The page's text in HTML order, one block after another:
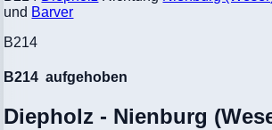
und Barver
B214
B214 aufgehoben
Diepholz - Nienburg